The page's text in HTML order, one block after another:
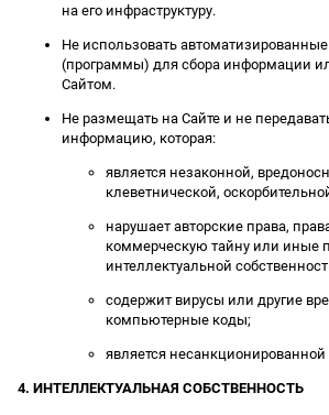
на его инфраструктуру.
Не использовать
(программы) для сбора информации
Сайтом.
Не размещать на Сайте и не
информацию, которая:
является незаконной,
клеветнической,
нарушает авторские права,
коммерческую тайну или иные
интеллектуальной
содержит вирусы или другие
компьютерные коды;
является
4. ИНТЕЛЛЕКТУАЛЬНАЯ СОБСТВЕННОСТЬ